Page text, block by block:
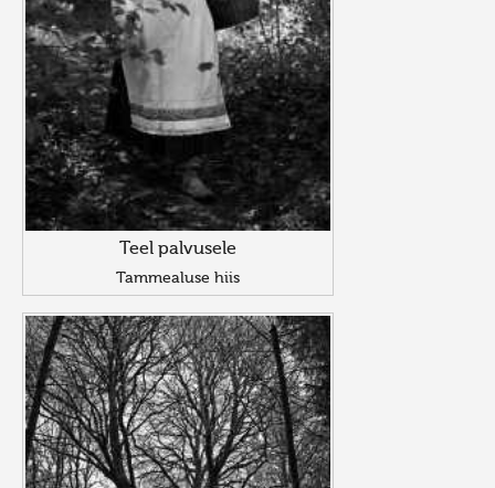
Teel palvusele
Tammealuse hiis